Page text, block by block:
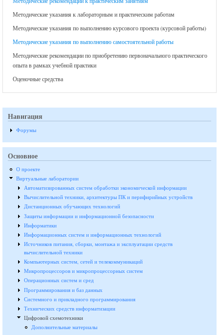
Методические указания к лабораторным и практическим работам
Методические указания по выполнению курсового проекта (курсовой работы)
Методические указания по выполнению самостоятельной работы
Методические рекомендации по приобретению первоначального практического
опыта в рамках учебной практики
Оценочные средства
Навигация
Форумы
Основное
О проекте
Виртуальные лаборатории
Автоматизированных систем обработки экономической информации
Вычислительной техники, архитектуры ПК и перифирийных устройств
Дистанционных обучающих технологий
Защиты информации и информационной безопасности
Информатики
Информационных систем и информационных технологий
Источников питания, сборки, монтажа и эксплуатации средств
вычислительной техники
Компьютерных систем, сетей и телекоммуникаций
Микропроцессоров и микропроцессорных систем
Операционных систем и сред
Программирования и баз данных
Системного и прикладного программирования
Технических средств информатизации
Цифровой схемотехники
Дополнительные материалы